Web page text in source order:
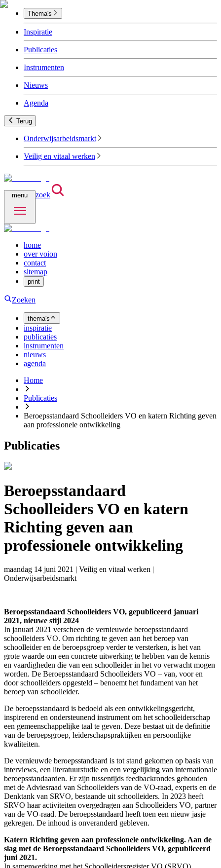
Thema's
Inspiratie
Publicaties
Instrumenten
Nieuws
Agenda
Terug
Onderwijsarbeidsmarkt
Veilig en vitaal werken
menu zoek
home
over voion
contact
sitemap
print
Zoeken
thema's
inspiratie
publicaties
instrumenten
nieuws
agenda
Home
Publicaties
Beroepsstandaard Schoolleiders VO en katern Richting geven
aan professionele ontwikkeling
Publicaties
Beroepsstandaard
Schoolleiders VO en katern
Richting geven aan
professionele ontwikkeling
maandag 14 juni 2021 | Veilig en vitaal werken |
Onderwijsarbeidsmarkt
Beroepsstandaard Schoolleiders VO, gepubliceerd januari
2021, nieuwe stijl 2024
In januari 2021 verscheen de vernieuwde beroepsstandaard
schoolleiders VO. Om richting te geven aan het beroep van
schoolleider en de beroepsgroep verder te versterken, is het van
grote waarde om een concrete uitwerking te hebben van de kennis
en vaardigheden die van een schoolleider in het vo verwacht mogen
worden. De Beroepsstandaard Schoolleiders VO – van, voor en
door schoolleiders opgesteld – benoemt het fundament van het
beroep van schoolleider.
De beroepsstandaard is bedoeld als een ontwikkelingsgericht,
inspirerend en ondersteunend instrument om het schoolleiderschap
een gemeenschappelijke taal te geven. Deze bestaat uit de definitie
van de beroepsgroep, leiderschapspraktijken en persoonlijke
kwaliteiten.
De vernieuwde beroepsstandaard is tot stand gekomen op basis van
interviews, een literatuurstudie en een vergelijking van internationale
beroepsstandaarden. Er zijn tussentijds feedbackrondes gehouden
met de Adviesraad van Schoolleiders van de VO-raad, experts en de
Denktank van SRVO, bestaande uit schoolleiders. In 2023 heeft
SRVO haar activiteiten overgedragen aan Schoolleiders VO, partner
van de VO-raad. De beroepsstandaard heeft toen een nieuw jasje
gekregen. De inhoud is onveranderd gebleven.
Katern Richting geven aan professionele ontwikkeling. Aan de
slag met de Beroepsstandaard Schoolleiders VO, gepubliceerd
juni 2021.